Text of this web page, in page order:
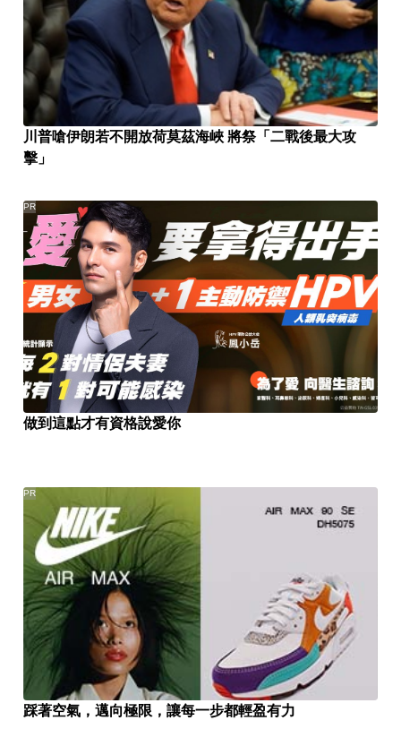
川普嗆伊朗若不開放荷莫茲海峽 將祭「二戰後最大攻
擊」
做到這點才有資格說愛你
PR
踩著空氣，邁向極限，讓每一步都輕盈有力
PR